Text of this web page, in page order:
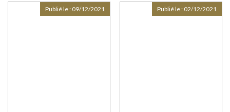
Publié le : 09/12/2021 Publié le : 02/12/2021